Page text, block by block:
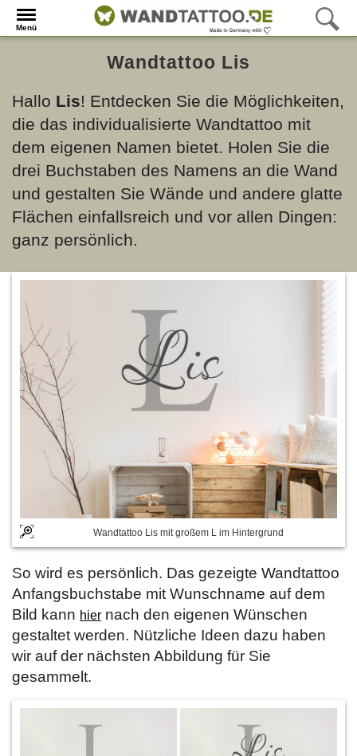
Menü
Wandtattoo Lis
Hallo Lis! Entdecken Sie die Möglichkeiten,
die das individualisierte Wandtattoo mit
dem eigenen Namen bietet. Holen Sie die
drei Buchstaben des Namens an die Wand
und gestalten Sie Wände und andere glatte
Flächen einfallsreich und vor allen Dingen:
ganz persönlich.
Wandtattoo Lis mit großem L im Hintergrund
So wird es persönlich. Das gezeigte Wandtattoo
Anfangsbuchstabe mit Wunschname auf dem
Bild kann hier nach den eigenen Wünschen
gestaltet werden. Nützliche Ideen dazu haben
wir auf der nächsten Abbildung für Sie
gesammelt.